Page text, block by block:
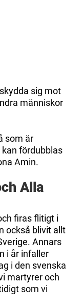
sig mot
människor
som är
fördubblas
Amin.
Alla
firas flitigt i
också blivit allt
Annars
i år infaller
i den svenska
martyrer och
som vi